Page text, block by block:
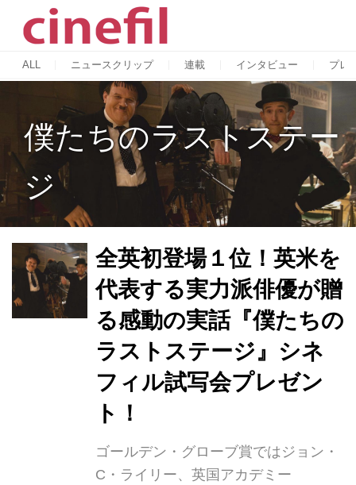
ALL ニュースクリップ 連載 インタビュー プレ
僕たちのラストステー
ジ
全英初登場１位！英米を
代表する実力派俳優が贈
る感動の実話『僕たちの
ラストステージ』シネ
フィル試写会プレゼン
ト！
ゴールデン・グローブ賞ではジョン・
C・ライリー、英国アカデミー